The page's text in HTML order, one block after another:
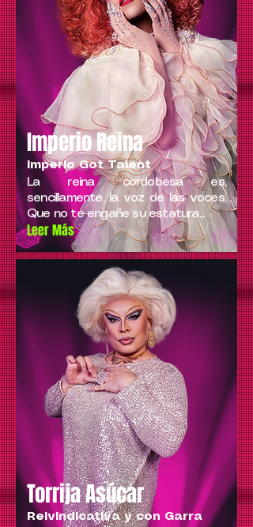
Imperio Got Talent
Imperio Reina
La reina cordobesa es,
sencillamente, la voz de las voces.
Que no te engañe su estatura...
Leer Más
Reivindicativa y con Garra
Torrija Asúcar